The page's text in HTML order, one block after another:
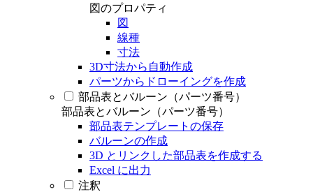
図のプロパティ
図
線種
寸法
3D寸法から自動作成
パーツからドローイングを作成
部品表とバルーン（パーツ番号）
部品表とバルーン（パーツ番号）
部品表テンプレートの保存
バルーンの作成
3D とリンクした部品表を作成する
Excel に出力
注釈